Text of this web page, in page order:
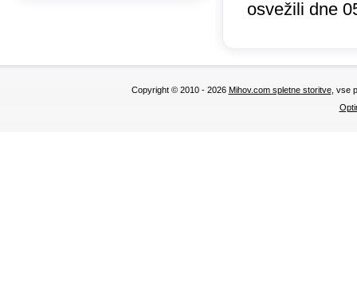
osvežili dne
Copyright © 2010 - 2026 Mihov.com spletne storitve, vse